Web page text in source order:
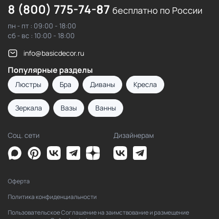
8 (800) 775-74-87 бесплатно по России
пн - пт : 09:00 - 18:00
сб - вс : 10:00 - 18:00
info@basicdecor.ru
Популярные разделы
Люстры Бра Диваны Кресла
Зеркала Вазы Ванны
Соц. сети Дизайнерам
Оферта
Политика конфиденциальности
Пользовательское Соглашение на заимствование и размещение